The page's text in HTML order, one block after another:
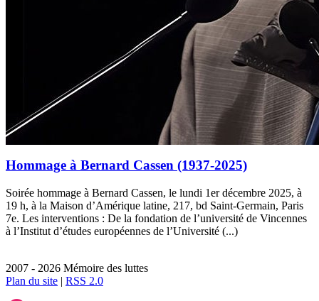
Hommage à Bernard Cassen (1937-2025)
Soirée hommage à Bernard Cassen, le lundi 1er décembre 2025, à
19 h, à la Maison d’Amérique latine, 217, bd Saint-Germain, Paris
7e. Les interventions : De la fondation de l’université de Vincennes
à l’Institut d’études européennes de l’Université (...)
2007 - 2026 Mémoire des luttes
Plan du site | RSS 2.0